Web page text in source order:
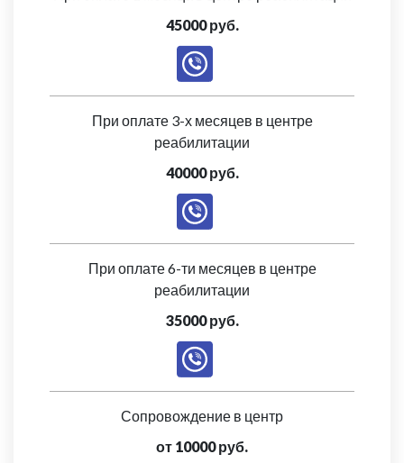
45000 руб.
При оплате 3-х месяцев в центре
реабилитации
40000 руб.
При оплате 6-ти месяцев в центре
реабилитации
35000 руб.
Сопровождение в центр
от 10000 руб.